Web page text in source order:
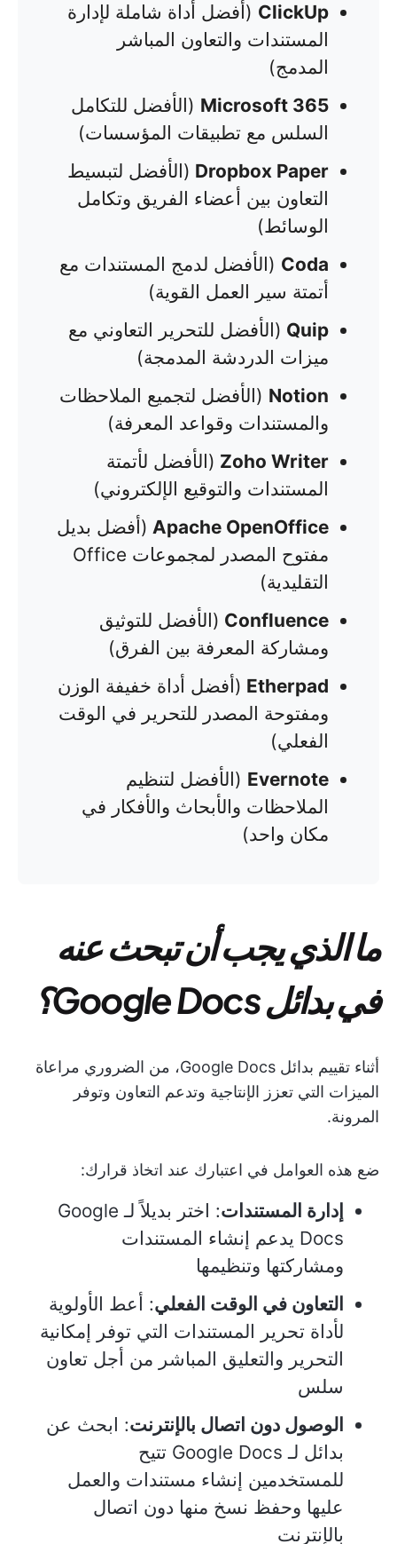
ClickUp (أفضل أداة شاملة لإدارة
المستندات والتعاون المباشر
المدمج)
Microsoft 365 (الأفضل للتكامل
السلس مع تطبيقات المؤسسات)
Dropbox Paper (الأفضل لتبسيط
التعاون بين أعضاء الفريق وتكامل
الوسائط)
Coda (الأفضل لدمج المستندات مع
أتمتة سير العمل القوية)
Quip (الأفضل للتحرير التعاوني مع
ميزات الدردشة المدمجة)
Notion (الأفضل لتجميع الملاحظات
والمستندات وقواعد المعرفة)
Zoho Writer (الأفضل لأتمتة
المستندات والتوقيع الإلكتروني)
Apache OpenOffice (أفضل بديل
مفتوح المصدر لمجموعات Office
التقليدية)
Confluence (الأفضل للتوثيق
ومشاركة المعرفة بين الفرق)
Etherpad (أفضل أداة خفيفة الوزن
ومفتوحة المصدر للتحرير في الوقت
الفعلي)
Evernote (الأفضل لتنظيم
الملاحظات والأبحاث والأفكار في
مكان واحد)
ما الذي يجب أن تبحث عنه
في بدائل Google Docs؟
أثناء تقييم بدائل Google Docs، من الضروري مراعاة
الميزات التي تعزز الإنتاجية وتدعم التعاون وتوفر
المرونة.
ضع هذه العوامل في اعتبارك عند اتخاذ قرارك:
إدارة المستندات
: اختر بديلاً لـ Google
Docs يدعم إنشاء المستندات
ومشاركتها وتنظيمها
التعاون في الوقت الفعلي: أعط الأولوية
لأداة تحرير المستندات التي توفر إمكانية
التحرير والتعليق المباشر من أجل تعاون
سلس
الوصول دون اتصال بالإنترنت: ابحث عن
بدائل لـ Google Docs تتيح
للمستخدمين إنشاء مستندات والعمل
عليها وحفظ نسخ منها دون اتصال
بالإنترنت